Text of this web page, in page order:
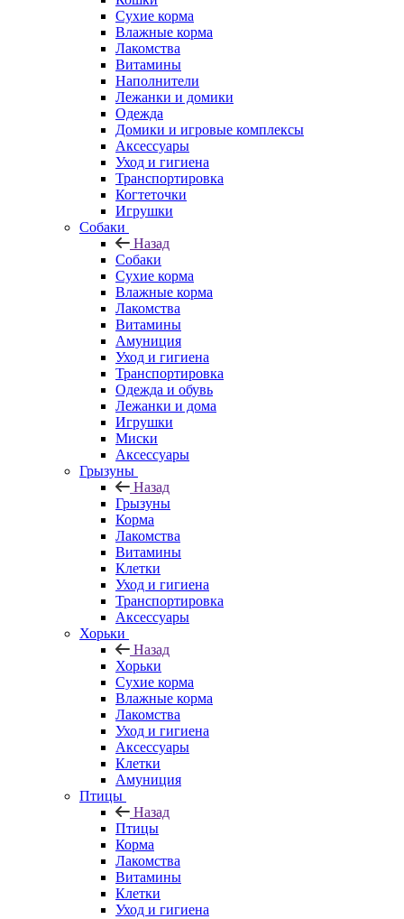
Сухие корма
Влажные корма
Лакомства
Витамины
Наполнители
Лежанки и домики
Одежда
Домики и игровые комплексы
Аксессуары
Уход и гигиена
Транспортировка
Когтеточки
Игрушки
Собаки
Назад
Собаки
Сухие корма
Влажные корма
Лакомства
Витамины
Амуниция
Уход и гигиена
Транспортировка
Одежда и обувь
Лежанки и дома
Игрушки
Миски
Аксессуары
Грызуны
Назад
Грызуны
Корма
Лакомства
Витамины
Клетки
Уход и гигиена
Транспортировка
Аксессуары
Хорьки
Назад
Хорьки
Сухие корма
Влажные корма
Лакомства
Уход и гигиена
Аксессуары
Клетки
Амуниция
Птицы
Назад
Птицы
Корма
Лакомства
Витамины
Клетки
Уход и гигиена